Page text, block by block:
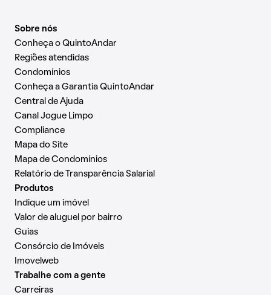
Sobre nós
Conheça o QuintoAndar
Regiões atendidas
Condomínios
Conheça a Garantia QuintoAndar
Central de Ajuda
Canal Jogue Limpo
Compliance
Mapa do Site
Mapa de Condomínios
Relatório de Transparência Salarial
Produtos
Indique um imóvel
Valor de aluguel por bairro
Guias
Consórcio de Imóveis
Imovelweb
Trabalhe com a gente
Carreiras